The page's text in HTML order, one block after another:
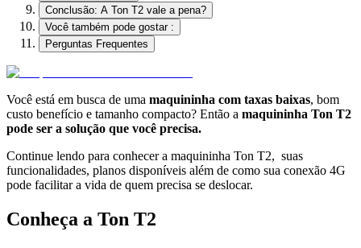
Conclusão: A Ton T2 vale a pena?
Você também pode gostar :
Perguntas Frequentes
Você está em busca de uma maquininha com taxas baixas, bom
custo benefício e tamanho compacto? Então a maquininha Ton T2
pode ser a solução que você precisa.
Continue lendo para conhecer a maquininha Ton T2, suas
funcionalidades, planos disponíveis além de como sua conexão 4G
pode facilitar a vida de quem precisa se deslocar.
Conheça a Ton T2